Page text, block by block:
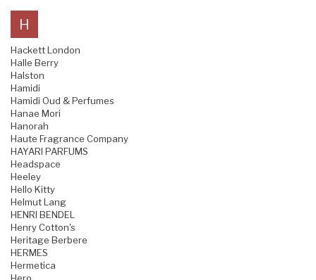
H
Hackett London
Halle Berry
Halston
Hamidi
Hamidi Oud & Perfumes
Hanae Mori
Hanorah
Haute Fragrance Company
HAYARI PARFUMS
Headspace
Heeley
Hello Kitty
Helmut Lang
HENRI BENDEL
Henry Cotton's
Heritage Berbere
HERMES
Hermetica